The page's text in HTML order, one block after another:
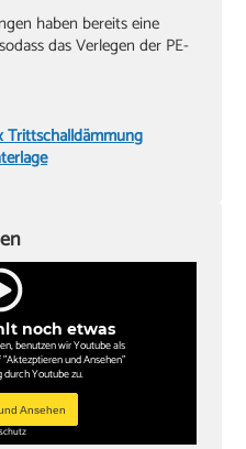
haben bereits eine
das Verlegen der PE-
noch etwas
benutzen wir Youtube als
und Ansehen"
Youtube zu.
Ansehen